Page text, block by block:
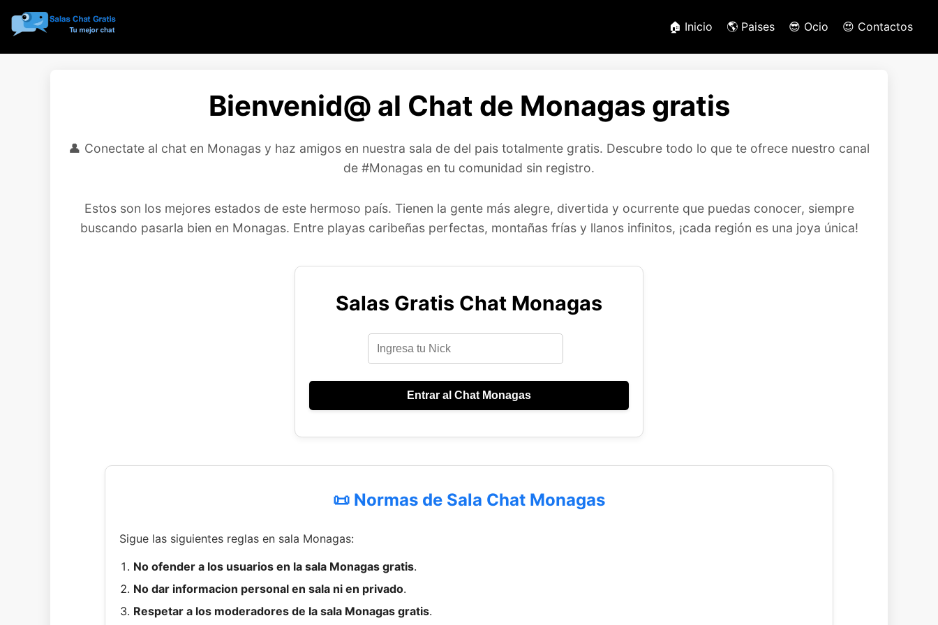
🏠 Inicio 🌎 Paises 😎 Ocio 😍 Contactos
Bienvenid@ al Chat de Monagas gratis
👤 Conectate al chat en Monagas y haz amigos en nuestra sala de del pais totalmente gratis. Descubre todo lo que te ofrece nuestro canal
de #Monagas en tu comunidad sin registro.
Estos son los mejores estados de este hermoso país. Tienen la gente más alegre, divertida y ocurrente que puedas conocer, siempre
buscando pasarla bien en Monagas. Entre playas caribeñas perfectas, montañas frías y llanos infinitos, ¡cada región es una joya única!
Salas Gratis Chat Monagas
Entrar al Chat Monagas
📜 Normas de Sala Chat Monagas
Sigue las siguientes reglas en sala Monagas:
No ofender a los usuarios en la sala Monagas gratis.
No dar informacion personal en sala ni en privado.
Respetar a los moderadores de la sala Monagas gratis.